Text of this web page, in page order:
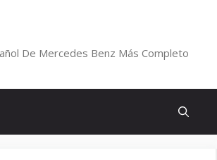
De Mercedes Benz Más Completo